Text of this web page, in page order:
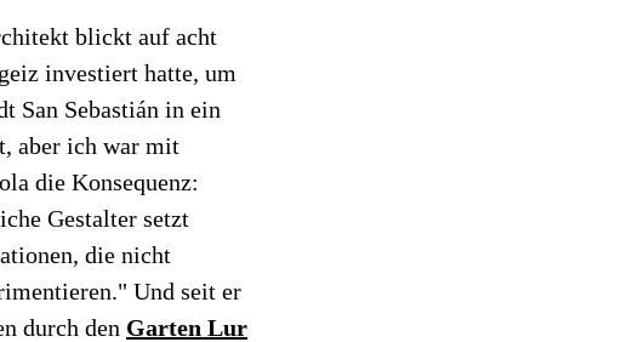
blickt auf acht
investiert hatte, um
San Sebastián in ein
aber ich war mit
die Konsequenz:
Gestalter setzt
die nicht
Und seit er
durch den Garten Lur